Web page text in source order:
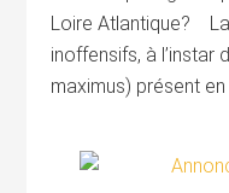
Loire Atlantique?
inoffensifs, à l’instar
maximus) présent en